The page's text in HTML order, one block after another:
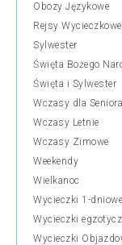
Obozy Językowe
Rejsy Wycieczkowe
Sylwester
Święta Bożego
Święta i Sylwester
Wczasy dla Seniora
Wczasy Letnie
Wczasy Zimowe
Weekendy
Wielkanoc
Wycieczki 1-dniowe
Wycieczki
Wycieczki